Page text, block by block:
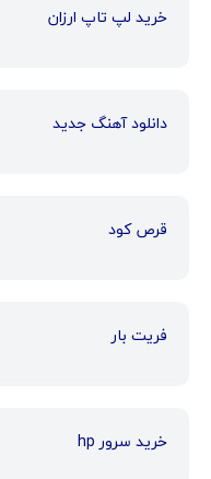
خرید لپ تاپ ارزان
دانلود آهنگ جدید
قرص کود
فریت بار
خرید سرور hp